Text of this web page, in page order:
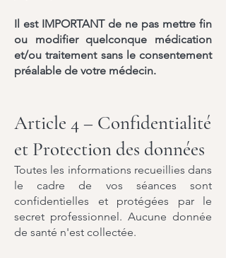
Il est IMPORTANT de ne pas mettre fin
ou modifier quelconque médication
et/ou traitement sans le consentement
préalable de votre médecin.
Article 4 – Confidentialité
et Protection des données
Toutes les informations recueillies dans
le cadre de vos séances sont
confidentielles et protégées par le
secret professionnel. Aucune donnée
de santé n'est collectée.